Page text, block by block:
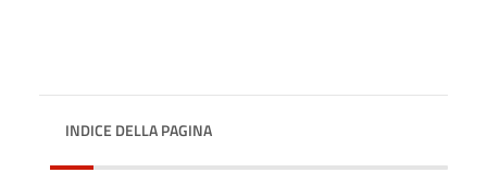
INDICE DELLA PAGINA